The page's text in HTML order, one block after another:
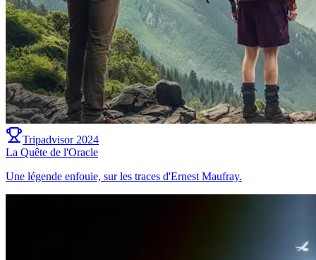
Tripadvisor 2024
La Quête de l'Oracle
Une légende enfouie, sur les traces d'Ernest Maufray.